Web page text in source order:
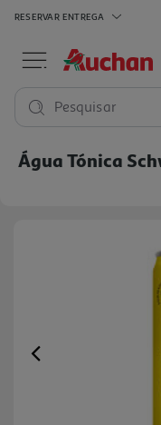
RESERVAR ENTREGA
Pesquisar
Água Tónica
Previous